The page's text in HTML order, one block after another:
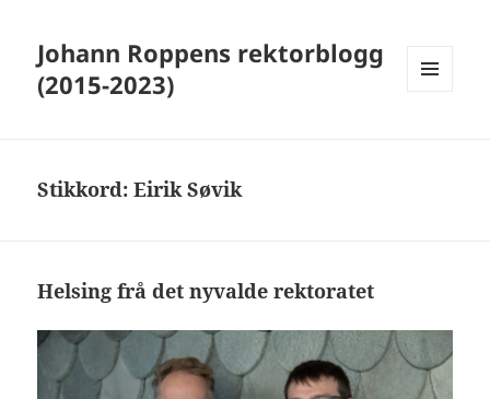
Johann Roppens rektorblogg
(2015-2023)
Stikkord:Eirik Søvik
Helsing frå det nyvalde rektoratet